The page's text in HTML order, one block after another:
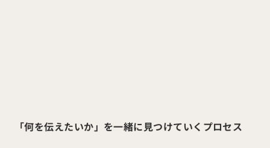
「何を伝えたいか」を一緒に見つけていくプロセス